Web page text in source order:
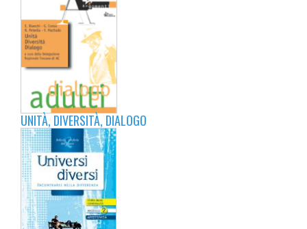
UNITÀ, DIVERSITÀ, DIALOGO